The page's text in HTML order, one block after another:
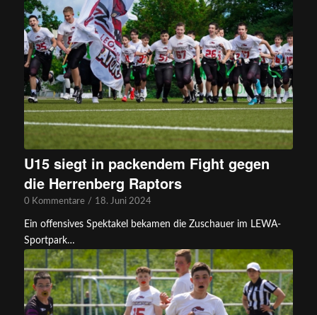
U15 siegt in packendem Fight gegen
die Herrenberg Raptors
0 Kommentare / 18. Juni 2024
Ein offensives Spektakel bekamen die Zuschauer im LEWA-
Sportpark…